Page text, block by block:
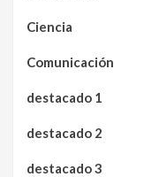
Ciencia
Comunicación
destacado 1
destacado 2
destacado 3